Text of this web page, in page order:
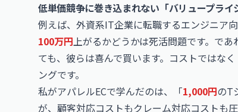
低単価競争に巻き込まれない「バリュープライ
例えば、外資系IT企業に転職するエンジニア
100万円上がるかどうかは死活問題です。で
ても、彼らは喜んで買います。コストではな
ングです。
私がアパレルECで学んだのは、「1,000円のT
が、顧客対応コストもクレーム対応コストも